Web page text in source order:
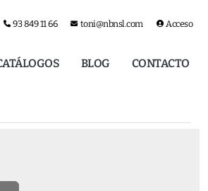
93 849 11 66 toni@nbnsl.com Acceso
BLOG CONTACTO